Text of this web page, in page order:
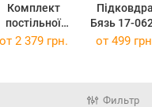
Комплект
постільної
білизни Бязь
Бязь 17-
Diamond
от 2 379 грн. от 499
Фильтр